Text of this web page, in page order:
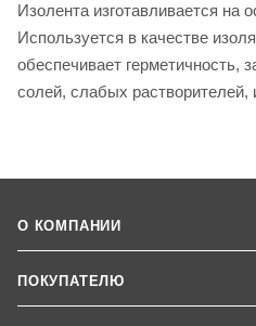
Изолента изготавливается на
Используется в качестве
обеспечивает герметичность,
солей, слабых растворителей,
О КОМПАНИИ
ПОКУПАТЕЛЮ